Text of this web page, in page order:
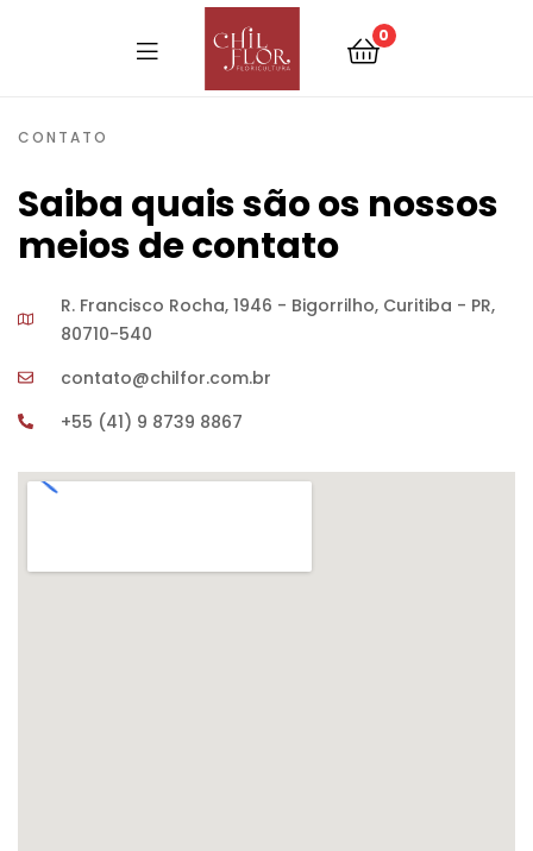
0
CONTATO
Saiba quais são os nossos
meios de contato
R. Francisco Rocha, 1946 - Bigorrilho, Curitiba - PR,
80710-540
contato@chilfor.com.br
+55 (41) 9 8739 8867